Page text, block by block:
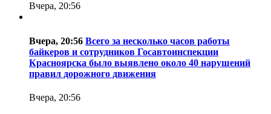
Вчера, 20:56
Вчера, 20:56 Всего за несколько часов работы
байкеров и сотрудников Госавтоинспекции
Красноярска было выявлено около 40 нарушений
правил дорожного движения
Вчера, 20:56